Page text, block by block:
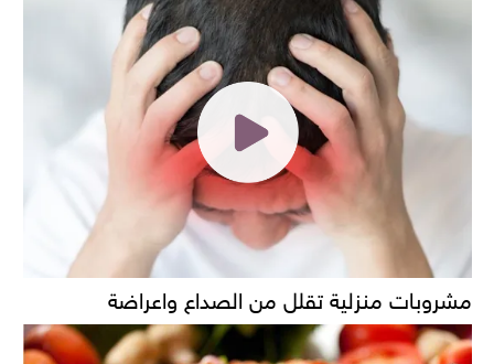
مشروبات منزلية تقلل من الصداع واعراضة